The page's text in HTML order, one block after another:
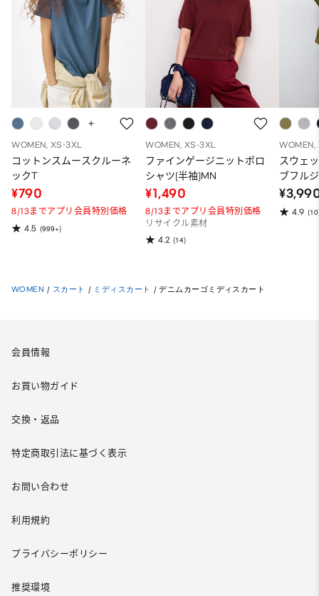
WOMEN, XS-3XL
コットンスムースクルーネ
ックT
¥790
8/13までアプリ会員特別価格
4.5 (999+)
WOMEN, XS-3XL
ファインゲージニットポロ
シャツ(半袖)MN
¥1,490
8/13までアプリ会員特別価格
リサイクル素材
4.2 (14)
WOMEN,
スウェ
ブフル
ーパー
ット）
4.9
WOMEN / スカート / ミディスカート / デニムカーゴミディスカート
会員情報
お買い物ガイド
交換・返品
特定商取引法に基づく表示
お問い合わせ
利用規約
プライバシーポリシー
推奨環境